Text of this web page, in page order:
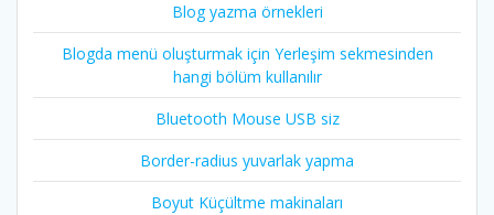
Blog yazma örnekleri
Blogda menü oluşturmak için Yerleşim sekmesinden
hangi bölüm kullanılır
Bluetooth Mouse USB siz
Border-radius yuvarlak yapma
Boyut Küçültme makinaları